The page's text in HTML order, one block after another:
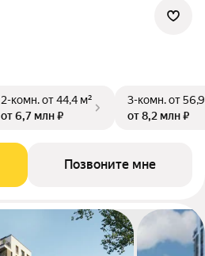
2-комн.от 44,4 м²
от 6,7 млн ₽
3-комн.от
от 8,2 млн ₽
Позвоните мне